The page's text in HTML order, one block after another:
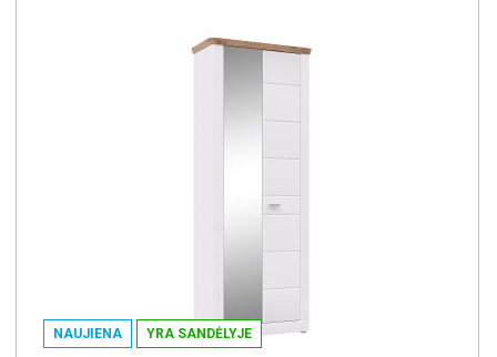
NAUJIENA YRA SANDĖLYJE